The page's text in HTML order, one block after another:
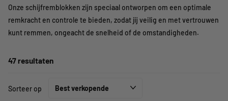
Onze schijfremblokken zijn speciaal ontworpen om een optimale
remkracht en controle te bieden, zodat jij veilig en met vertrouwen
kunt remmen, ongeacht de snelheid of de omstandigheden.
47 resultaten
Sorteer op